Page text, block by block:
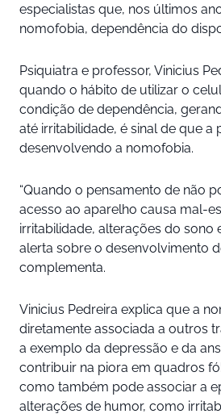
especialistas que, nos últimos
nomofobia, dependência do
Psiquiatra e professor, Vinicius
quando o hábito de utilizar o
condição de dependência,
até irritabilidade, é sinal de que a
desenvolvendo a nomofobia.
“Quando o pensamento de não
acesso ao aparelho causa mal-
irritabilidade, alterações do sono
alerta sobre o desenvolvimento
complementa.
Vinicius Pedreira explica que a
diretamente associada a outros
a exemplo da depressão e da
contribuir na piora em quadros
como também pode associar a
alterações de humor, como